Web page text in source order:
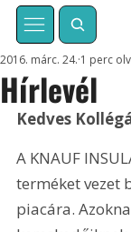
Hírlevél
2016. márc. 24. 1 perc
Kedves
A KNAUF
terméket vezet
piacára.